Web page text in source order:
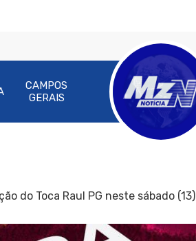
CAMPOS
GERAIS
do Toca Raul PG neste sábado (13)